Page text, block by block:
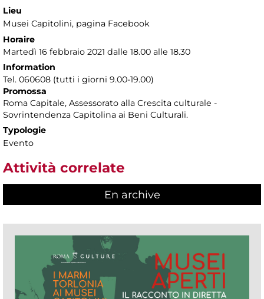
Lieu
Musei Capitolini, pagina Facebook
Horaire
Martedì 16 febbraio 2021 dalle 18.00 alle 18.30
Information
Tel. 060608 (tutti i giorni 9.00-19.00)
Promossa
Roma Capitale, Assessorato alla Crescita culturale -
Sovrintendenza Capitolina ai Beni Culturali.
Typologie
Evento
Attività correlate
En archive